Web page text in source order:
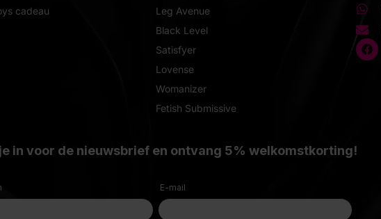
cadeau
Leg Avenue
Black Level
Satisfyer
Lovense
Womanizer
Fetish Submissive